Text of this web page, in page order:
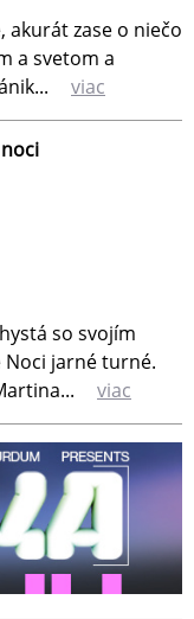
akurát zase o niečo
a svetom a
viac
so svojím
Noci jarné turné.
viac